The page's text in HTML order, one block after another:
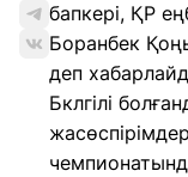
бапкері, ҚР
Боранбек
деп
Бклгілі